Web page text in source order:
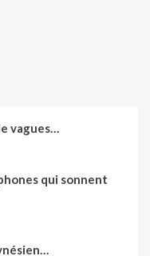
vagues…
qui sonnent